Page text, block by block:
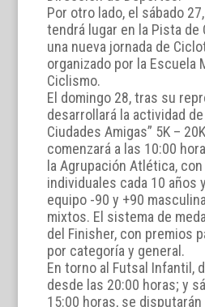
Por otro lado, el sábado
tendrá lugar en la Pista de
una nueva jornada de
organizado por la Escuela
Ciclismo.
El domingo 28, tras su
desarrollará la actividad de
Ciudades Amigas” 5K –
comenzará a las 10:00
la Agrupación Atlética,
individuales cada 10 años
equipo -90 y +90
mixtos. El sistema de
del Finisher, con premios
por categoría y general.
En torno al Futsal Infantil,
desde las 20:00 horas; y
15:00 horas, se